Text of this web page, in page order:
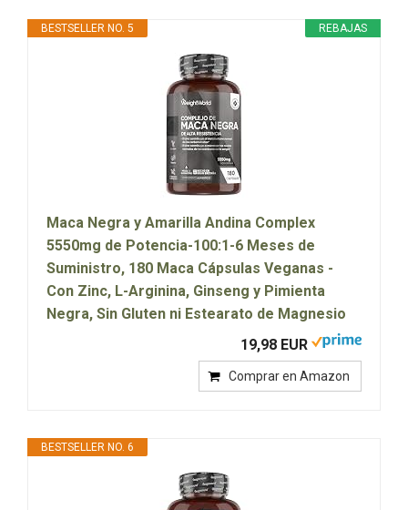
REBAJAS
BESTSELLER NO. 5
Maca Negra y Amarilla Andina Complex
5550mg de Potencia-100:1-6 Meses de
Suministro, 180 Maca Cápsulas Veganas -
Con Zinc, L-Arginina, Ginseng y Pimienta
Negra, Sin Gluten ni Estearato de Magnesio
19,98 EUR
Comprar en Amazon
BESTSELLER NO. 6